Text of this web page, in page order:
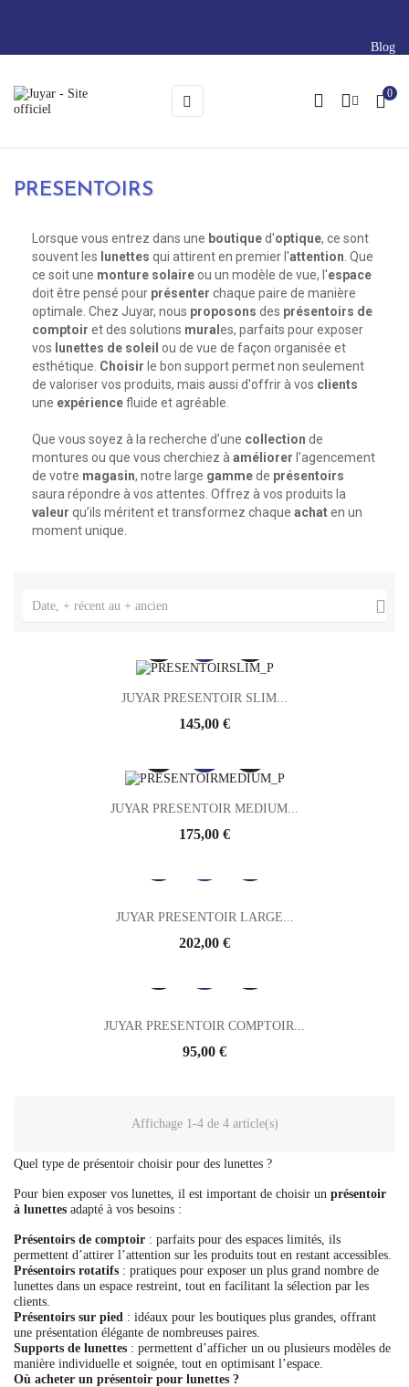
Blog
Basculer
la
☰ 0
PRESENTOIRS
Lorsque vous entrez dans une boutiqued'optique, ce sont
souvent les lunettes qui attirent en premier l'attention . Que
ce soit une monture solaireou un modèle de vue, l'espace
doit être pensé pour présenter chaque paire de manière
optimale. Chez Juyar, nous proposons des présentoirs de
comptoir et des solutions mural es, parfaits pour exposer
vos lunettes de soleil ou de vue de façon organisée et
esthétique. Choisir le bon support permet non seulement
de valoriser vos produits, mais aussi d'offrir à vos clients
une expériencefluide et agréable.
Que vous soyez à la recherche d’une collection de
montures ou que vous cherchiez à améliorer l'agencement
de votre magasin, notre large gammede présentoirs
saura répondre à vos attentes. Offrez à vos produits la
valeur qu’ils méritent et transformez chaque achaten un
moment unique.
Date, + récent au + ancien 
JUYAR PRESENTOIR SLIM...
Prix
145,00 €
JUYAR PRESENTOIR MEDIUM...
Prix
175,00 €
JUYAR PRESENTOIR LARGE...
Prix
202,00 €
JUYAR PRESENTOIR COMPTOIR...
Prix
95,00 €
Affichage 1-4 de 4 article(s)
Quel type de présentoir choisir pour des lunettes ?
Pour bien exposer vos lunettes, il est important de choisir un présentoir
à lunettes adapté à vos besoins :
Présentoirs de comptoir : parfaits pour des espaces limités, ils
permettent d’attirer l’attention sur les produits tout en restant accessibles.
Présentoirs rotatifs : pratiques pour exposer un plus grand nombre de
lunettes dans un espace restreint, tout en facilitant la sélection par les
clients.
Présentoirs sur pied : idéaux pour les boutiques plus grandes, offrant
une présentation élégante de nombreuses paires.
Supports de lunettes : permettent d’afficher un ou plusieurs modèles de
manière individuelle et soignée, tout en optimisant l’espace.
Où acheter un présentoir pour lunettes ?